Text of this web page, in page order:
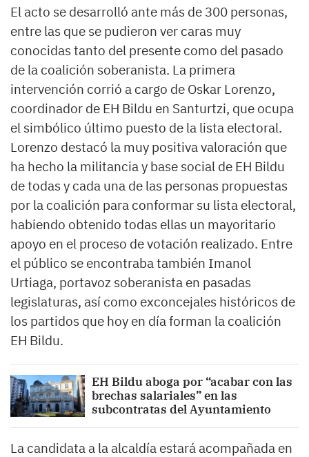
El acto se desarrolló ante más de 300 personas,
entre las que se pudieron ver caras muy
conocidas tanto del presente como del pasado
de la coalición soberanista. La primera
intervención corrió a cargo de Oskar Lorenzo,
coordinador de EH Bildu en Santurtzi, que ocupa
el simbólico último puesto de la lista electoral.
Lorenzo destacó la muy positiva valoración que
ha hecho la militancia y base social de EH Bildu
de todas y cada una de las personas propuestas
por la coalición para conformar su lista electoral,
habiendo obtenido todas ellas un mayoritario
apoyo en el proceso de votación realizado. Entre
el público se encontraba también Imanol
Urtiaga, portavoz soberanista en pasadas
legislaturas, así como exconcejales históricos de
los partidos que hoy en día forman la coalición
EH Bildu.
EH Bildu aboga por “acabar con las
brechas salariales” en las
subcontratas del Ayuntamiento
La candidata a la alcaldía estará acompañada en